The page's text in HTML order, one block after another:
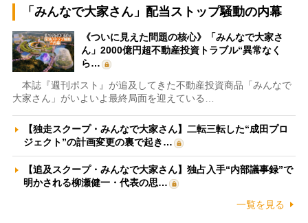
「みんなで大家さん」配当ストップ騒動の内幕
《ついに見えた問題の核心》「みんなで大家さ
ん」2000億円超不動産投資トラブル“異常なく
ら…
本誌『週刊ポスト』が追及してきた不動産投資商品「みんなで
大家さん」がいよいよ最終局面を迎えている…
【独走スクープ・みんなで大家さん】二転三転した“成田プロ
ジェクト”の計画変更の裏で起き…
【追及スクープ・みんなで大家さん】独占入手“内部議事録”で
明かされる柳瀬健一・代表の思…
一覧を見る